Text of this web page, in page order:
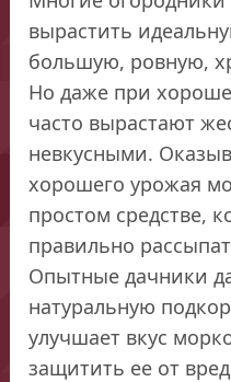
вырастить
большую, ровную,
Но даже при
часто вырастают
невкусными.
хорошего урожая
простом средстве,
правильно
Опытные дачники
натуральную
улучшает вкус
защитить ее от